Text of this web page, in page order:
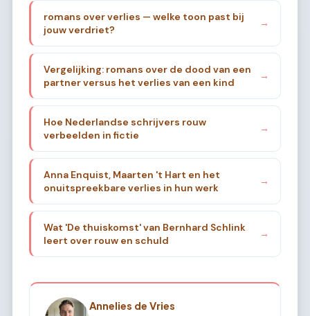
romans over verlies — welke toon past bij
jouw verdriet?
→
Vergelijking: romans over de dood van een
partner versus het verlies van een kind
→
Hoe Nederlandse schrijvers rouw
verbeelden in fictie
→
Anna Enquist, Maarten 't Hart en het
onuitspreekbare verlies in hun werk
→
Wat 'De thuiskomst' van Bernhard Schlink
leert over rouw en schuld
→
Annelies de Vries